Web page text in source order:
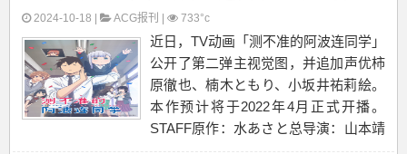
2024-10-18 | ACG报刊 733°c
近日，TV动画「测不准的阿波连同学」
公开了第二弹主视觉图，并追加声优柿
原徹也、楠木ともり、小坂井祐莉絵。
本作预计将于2022年4月正式开播。
STAFF原作：水あさと总导演：山本靖